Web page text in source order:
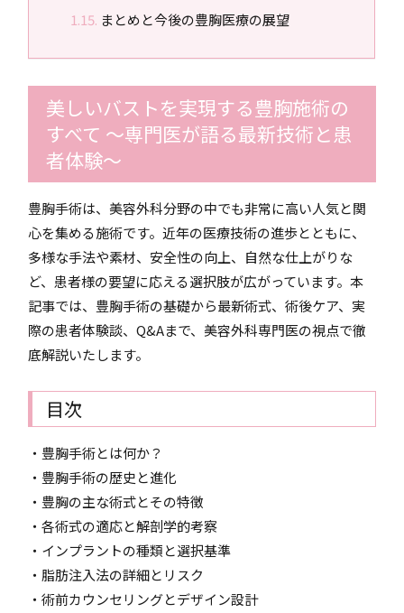
まとめと今後の豊胸医療の展望
美しいバストを実現する豊胸施術の
すべて 〜専門医が語る最新技術と患
者体験〜
豊胸手術は、美容外科分野の中でも非常に高い人気と関
心を集める施術です。近年の医療技術の進歩とともに、
多様な手法や素材、安全性の向上、自然な仕上がりな
ど、患者様の要望に応える選択肢が広がっています。本
記事では、豊胸手術の基礎から最新術式、術後ケア、実
際の患者体験談、Q&Aまで、美容外科専門医の視点で徹
底解説いたします。
目次
・豊胸手術とは何か？
・豊胸手術の歴史と進化
・豊胸の主な術式とその特徴
・各術式の適応と解剖学的考察
・インプラントの種類と選択基準
・脂肪注入法の詳細とリスク
・術前カウンセリングとデザイン設計